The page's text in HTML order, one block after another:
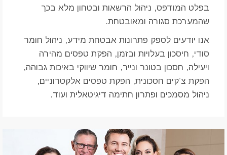
בפלט המודפס, ניהול הרשאות ובטחון מלא בכך
שהמערכת סגורה ומאובטחת.
אנו יודעים לספק פתרונות אבטחת מידע, ניהול חומר
סודי, חיסכון בעלויות ובזמן, הפקת טפסים מהירה
ויעילה, חסכון בטונר ונייר, חומר שיווקי באיכות גבוהה,
הפקת צ’קים חסכונית, הפקת טפסים אלקטרוניים,
ניהול מסמכים ופתרון חתימה דיגיטאלית ועוד.